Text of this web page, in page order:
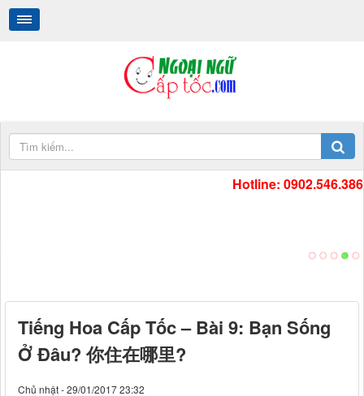
Hotline: 0902.546.386
Tiếng Hoa Cấp Tốc – Bài 9: Bạn Sống
Ở Đâu? 你住在哪里?
Chủ nhật - 29/01/2017 23:32